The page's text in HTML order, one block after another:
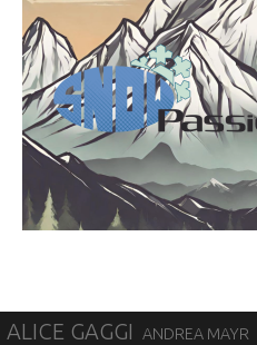
ALICE GAGGI ANDREA MAYR